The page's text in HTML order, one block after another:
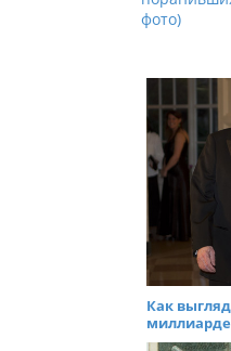
s
n
a
v
g
t
o
n
фото)
Как